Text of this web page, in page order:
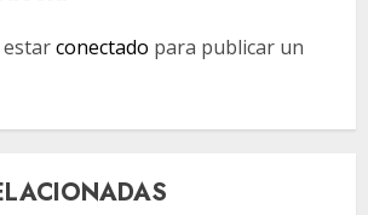
estarconectado para publicar un